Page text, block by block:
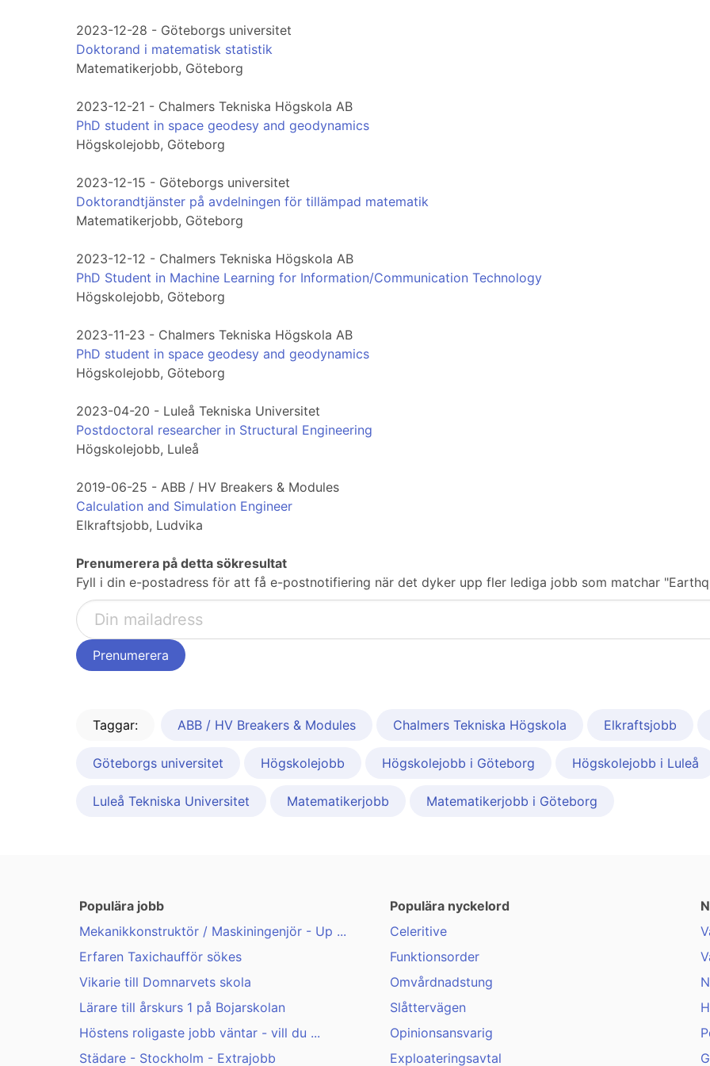
2023-12-28 - Göteborgs universitet
Doktorand i matematisk statistik
Matematikerjobb, Göteborg
2023-12-21 - Chalmers Tekniska Högskola AB
PhD student in space geodesy and geodynamics
Högskolejobb, Göteborg
2023-12-15 - Göteborgs universitet
Doktorandtjänster på avdelningen för tillämpad matematik
Matematikerjobb, Göteborg
2023-12-12 - Chalmers Tekniska Högskola AB
PhD Student in Machine Learning for Information/Communication Technology
Högskolejobb, Göteborg
2023-11-23 - Chalmers Tekniska Högskola AB
PhD student in space geodesy and geodynamics
Högskolejobb, Göteborg
2023-04-20 - Luleå Tekniska Universitet
Postdoctoral researcher in Structural Engineering
Högskolejobb, Luleå
2019-06-25 - ABB / HV Breakers & Modules
Calculation and Simulation Engineer
Elkraftsjobb, Ludvika
Prenumerera på detta sökresultat
Fyll i din e-postadress för att få e-postnotifiering när det dyker upp fler lediga jobb som matchar
Taggar: ABB / HV Breakers & Modules Chalmers Tekniska Högskola Elkraftsjobb
Göteborgs universitet Högskolejobb Högskolejobb i Göteborg Högskolejobb i Luleå
Luleå Tekniska Universitet Matematikerjobb Matematikerjobb i Göteborg
Populära jobb
Mekanikkonstruktör / Maskiningenjör - Up ...
Erfaren Taxichaufför sökes
Vikarie till Domnarvets skola
Lärare till årskurs 1 på Bojarskolan
Höstens roligaste jobb väntar - vill du ...
Städare - Stockholm - Extrajobb
Populära nyckelord
Celeritive
Funktionsorder
Omvårdnadstung
Slåttervägen
Opinionsansvarig
Exploateringsavtal